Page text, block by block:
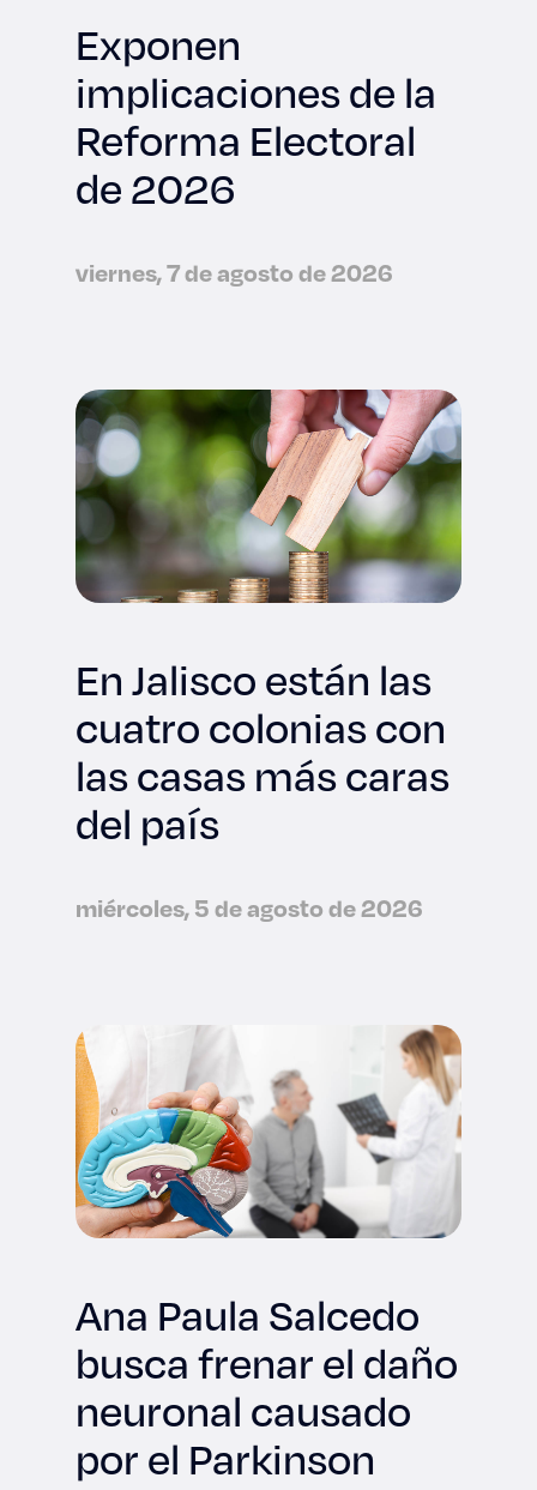
Exponen
implicaciones de la
Reforma Electoral
de 2026
viernes, 7 de agosto de 2026
En Jalisco están las
cuatro colonias con
las casas más caras
del país
miércoles, 5 de agosto de 2026
Ana Paula Salcedo
busca frenar el daño
neuronal causado
por el Parkinson